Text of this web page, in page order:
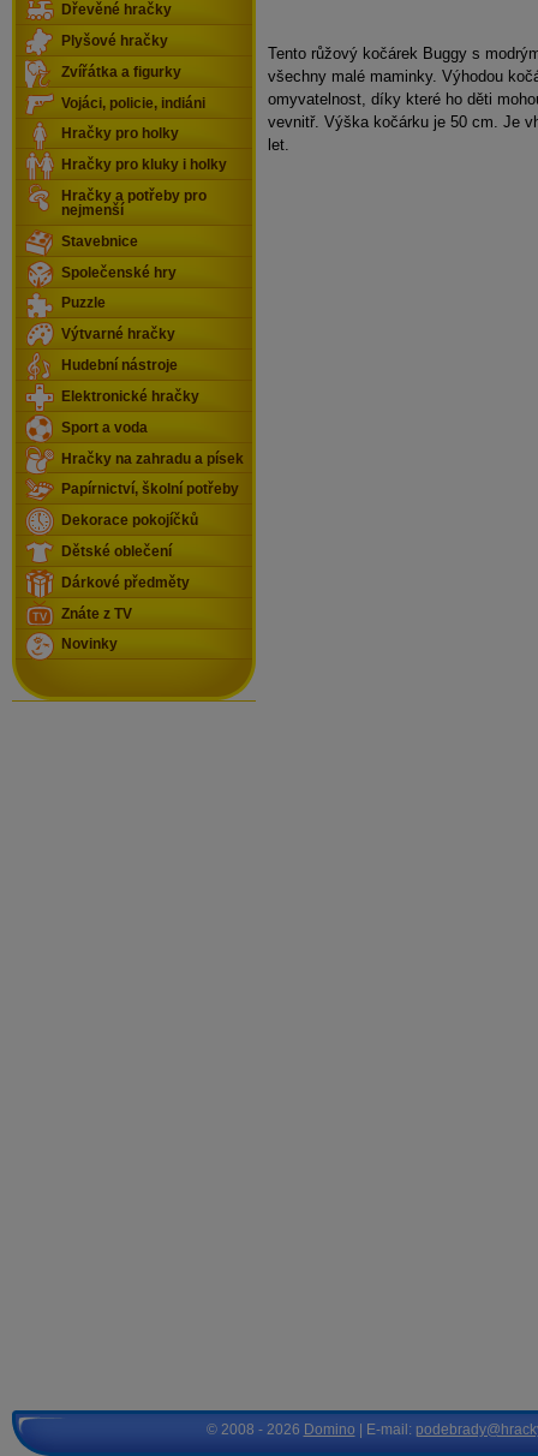
Tento růžový kočárek Buggy s
všechny malé maminky. Výhodou
omyvatelnost, díky které ho děti
vevnitř. Výška kočárku je 50 cm. Je
let.
Dřevěné hračky
Plyšové hračky
Zvířátka a figurky
Vojáci, policie, indiáni
Hračky pro holky
Hračky pro kluky i holky
Hračky a potřeby pro
nejmenší
Stavebnice
Společenské hry
Puzzle
Výtvarné hračky
Hudební nástroje
Elektronické hračky
Sport a voda
Hračky na zahradu a písek
Papírnictví, školní potřeby
Dekorace pokojíčků
Dětské oblečení
Dárkové předměty
Znáte z TV
Novinky
© 2008 - 2026 Domino | E-mail: